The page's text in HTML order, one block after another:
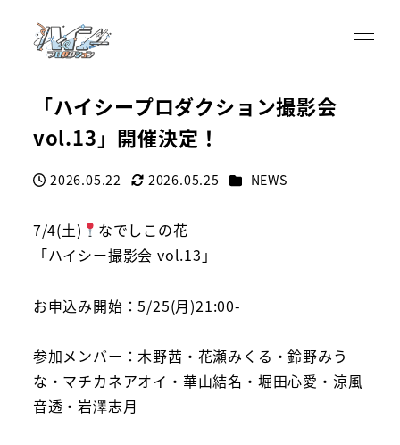
「ハイシープロダクション撮影会
vol.13」開催決定！
投稿日
2026.05.22
更新日
2026.05.25 カテゴリー
NEWS
7/4(土)
なでしこの花
「ハイシー撮影会 vol.13」
お申込み開始：5/25(月)21:00-
参加メンバー：木野茜・花瀬みくる・鈴野みう
な・マチカネアオイ・華山結名・堀田心愛・涼風
音透・岩澤志月